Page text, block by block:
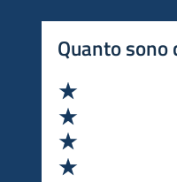
Quanto